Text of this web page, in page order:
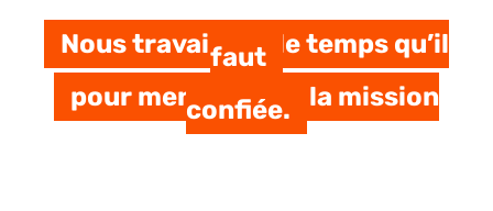
Nous travaillons le temps qu’il
faut
pour mener à bien la mission
confiée.